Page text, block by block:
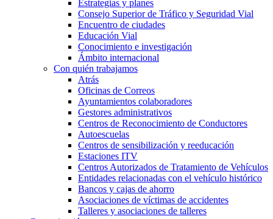
Estrategias y planes
Consejo Superior de Tráfico y Seguridad Vial
Encuentro de ciudades
Educación Vial
Conocimiento e investigación
Ámbito internacional
Con quién trabajamos
Atrás
Oficinas de Correos
Ayuntamientos colaboradores
Gestores administrativos
Centros de Reconocimiento de Conductores
Autoescuelas
Centros de sensibilización y reeducación
Estaciones ITV
Centros Autorizados de Tratamiento de Vehículos
Entidades relacionadas con el vehículo histórico
Bancos y cajas de ahorro
Asociaciones de víctimas de accidentes
Talleres y asociaciones de talleres